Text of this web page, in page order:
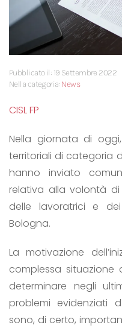
Pubblicato il: 19 Settembre 2022
Nella categoria:News
CISL FP
Nella giornata di
territoriali di categoria
hanno inviato
relativa alla volontà
delle lavoratrici e
Bologna.
La motivazione
complessa
determinare negli
problemi evidenziati
sono, di certo,